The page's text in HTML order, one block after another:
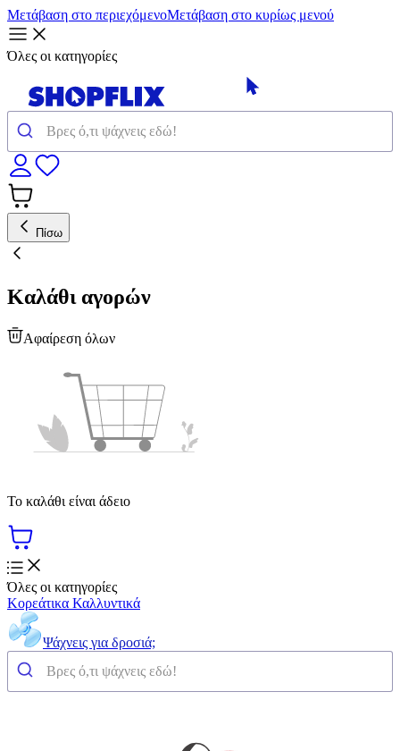
Μετάβαση στο περιεχόμενοΜετάβαση στο κυρίως μενού
Όλες οι κατηγορίες
Πίσω
Καλάθι αγορών
Αφαίρεση όλων
Το καλάθι είναι άδειο
Όλες οι κατηγορίες
Κορεάτικα Καλλυντικά
Ψάχνεις για δροσιά;